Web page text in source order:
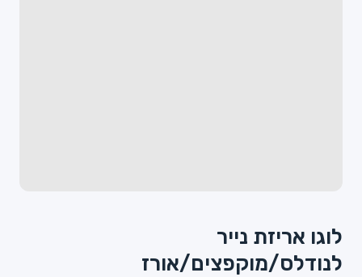
לוגו אריזת נייר
לנודלס/מוקפצים/אורז